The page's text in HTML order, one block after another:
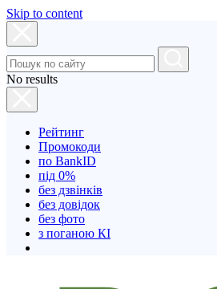
Skip to content
No results
Рейтинг
Промокоди
по BankID
під 0%
без дзвінків
без довідок
без фото
з поганою КІ